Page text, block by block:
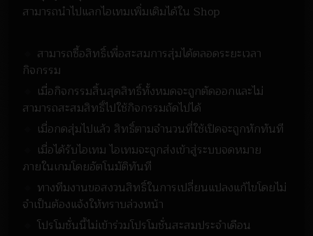
สามารถนำไปแลกไอเทมเพิ่มเติมได้ใน Shop
สามารถซื้อสิทธิ์เพื่อสะสมการสุ่มได้ตลอดระยะเวลา
กิจกรรม
เมื่อกิจกรรมสิ้นสุดสิทธิ์ทั้งหมดจะถูกตัดออกและไม่
สามารถสะสมสิทธิ์ไปใช้กิจกรรมถัดไปได้
เมื่อกดสุ่มไปแล้ว สิทธิ์ตามจำนวนที่ใช้เปิดจะถูกหักทันที
เมื่อได้รับไอเทม ไอเทมจะถูกส่งเข้าสู่ระบบจดหมาย
ภายในเกมโดยอัตโนมัติทันที
ทางทีมงานขอสงวนสิทธิ์ในการเปลี่ยนแปลงแก้ไขโดยไม่
จำเป็นต้องแจ้งให้ทราบล่วงหน้า
โปรโมชั่นนี้ไม่เข้าร่วมโปรโมชั่นสะสมประจำเดือน